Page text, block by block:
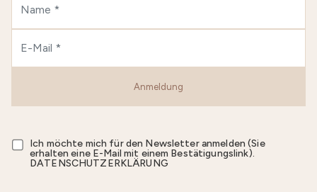
Anmeldung
Ich möchte mich für den Newsletter anmelden (Sie
erhalten eine E-Mail mit einem Bestätigungslink).
DATENSCHUTZERKLÄRUNG